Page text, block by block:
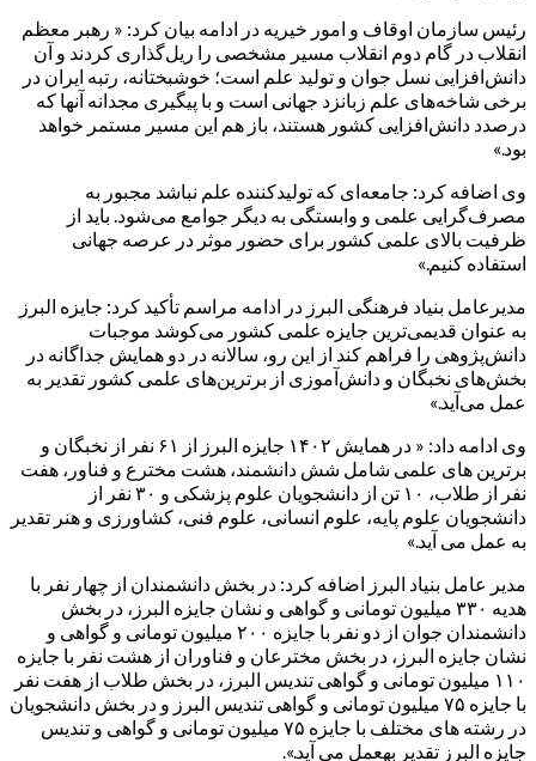
رئیس سازمان اوقاف و امور خیریه در ادامه بیان کرد: « رهبر معظم
انقلاب در گام دوم انقلاب مسیر مشخصی را ریل‌گذاری کردند و آن
دانش‌افزایی نسل جوان و تولید علم است؛ خوشبختانه، رتبه ایران در
برخی شاخه‌های علم زبانزد جهانی است و با پیگیری مجدانه آنها که
درصدد دانش‌افزایی کشور هستند، باز هم این مسیر مستمر خواهد
بود.»
وی اضافه کرد: جامعه‌ای که تولیدکننده علم نباشد مجبور به
مصرف‌گرایی علمی و وابستگی به دیگر جوامع می‌شود. باید از
ظرفیت بالای علمی کشور برای حضور موثر در عرصه جهانی
استفاده کنیم.»
مدیرعامل بنیاد فرهنگی البرز در ادامه مراسم تأکید کرد: جایزه البرز
به عنوان قدیمی‌ترین جایزه علمی کشور می‌کوشد موجبات
دانش‌پژوهی را فراهم کند از این رو، سالانه در دو همایش جداگانه در
بخش‌های نخبگان و دانش‌آموزی از برترین‌های علمی کشور تقدیر به
عمل می‌آید.»
وی ادامه داد: « در همایش ۱۴۰۲ جایزه البرز از ۶۱ نفر از نخبگان و
برترین های علمی شامل شش دانشمند، هشت مخترع و فناور، هفت
نفر از طلاب، ۱۰ تن از دانشجویان علوم پزشکی و ۳۰ نفر از
دانشجویان علوم پایه، علوم انسانی، علوم فنی، کشاورزی و هنر تقدیر
به عمل می آید.»
مدیر عامل بنیاد البرز اضافه کرد: در بخش دانشمندان از چهار نفر با
هدیه ۳۳۰ میلیون تومانی و گواهی و نشان جایزه البرز، در بخش
دانشمندان جوان از دو نفر با جایزه ۲۰۰ میلیون تومانی و گواهی و
نشان جایزه البرز، در بخش مخترعان و فناوران از هشت نفر با جایزه
۱۱۰ میلیون تومانی و گواهی تندیس البرز، در بخش طلاب از هفت نفر
با جایزه ۷۵ میلیون تومانی و گواهی تندیس البرز و در بخش دانشجویان
در رشته های مختلف با جایزه ۷۵ میلیون تومانی و گواهی و تندیس
جایزه البرز تقدیر بهعمل می آید.».